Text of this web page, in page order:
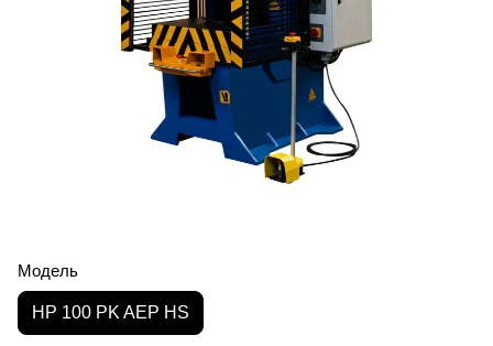
Модель
HP 100 PK AEP HS